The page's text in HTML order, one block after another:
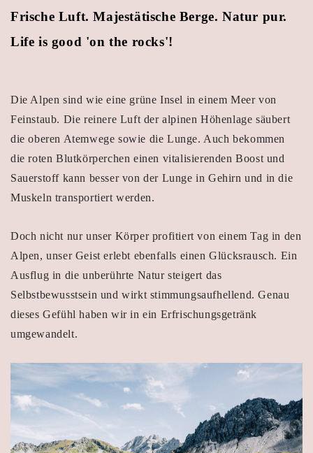
Frische Luft. Majestätische Berge. Natur pur.
Life is good 'on the rocks'!
Die Alpen sind wie eine grüne Insel in einem Meer von
Feinstaub. Die reinere Luft der alpinen Höhenlage säubert
die oberen Atemwege sowie die Lunge. Auch bekommen
die roten Blutkörperchen einen vitalisierenden Boost und
Sauerstoff kann besser von der Lunge in Gehirn und in die
Muskeln transportiert werden.
Doch nicht nur unser Körper profitiert von einem Tag in den
Alpen, unser Geist erlebt ebenfalls einen Glücksrausch. Ein
Ausflug in die unberührte Natur steigert das
Selbstbewusstsein und wirkt stimmungsaufhellend. Genau
dieses Gefühl haben wir in ein Erfrischungsgetränk
umgewandelt.